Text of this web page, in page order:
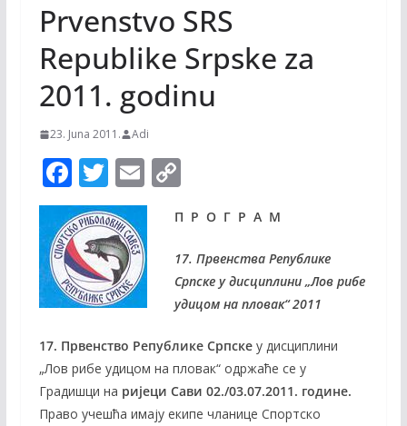
Prvenstvo SRS
Republike Srpske za
2011. godinu
23. Juna 2011. Adi
F
ac
e
b
o
o
k
T
w
itt
er
E
m
l
C
p
y
Li
n
k
П Р О Г Р А М
17. Првенства Републике
Српскеу дисциплини „Лов рибе
удицом на пловак“ 2011
17. Првенство Републике Српскеу дисциплини
„Лов рибе удицом на пловак“ одржаће се у
Градишци на ријеци Сави 02./03.07.2011. године.
Право учешћа имају екипе чланице Спортско